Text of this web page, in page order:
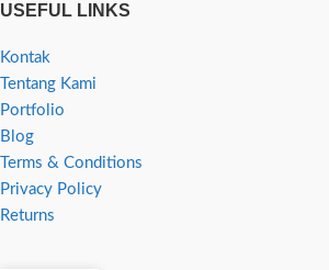
USEFUL LINKS
Kontak
Tentang Kami
Portfolio
Blog
Terms & Conditions
Privacy Policy
Returns